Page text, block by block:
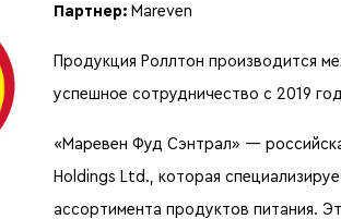
Партнер: Mareven
Продукция Роллтон производится
успешное сотрудничество с 2019
«Маревен Фуд Сэнтрал» —
Holdings Ltd., которая
ассортимента продуктов питания.